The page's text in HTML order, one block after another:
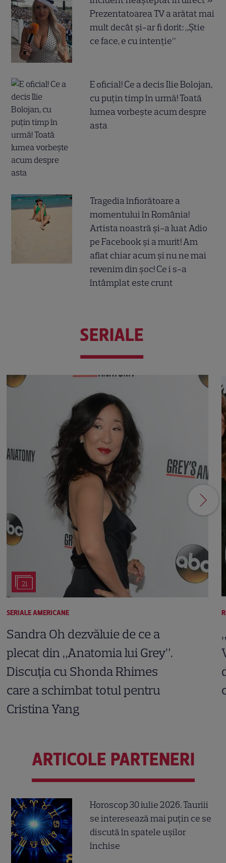
Prezentatoarea TV a arătat mai
mult decât și-ar fi dorit: „Știe
ce face, e cu intenție”
E oficial! Ce a decis Ilie Bolojan,
cu puțin timp în urmă! Toată
lumea vorbește acum despre
asta
Tragedia înfiorătoare a
momentului în România!
Artista noastră și-a luat Adio
pe Facebook și a murit! Am
aflat chiar acum și nu ne mai
revenim din șoc! Ce i s-a
întâmplat este crunt
SERIALE
21
SERIALE AMERICANE
Sandra Oh dezvăluie de ce a
plecat din „Anatomia lui Grey”.
Discuția cu Shonda Rhimes
care a schimbat totul pentru
Cristina Yang
ARTICOLE PARTENERI
Horoscop 30 iulie 2026. Tauriii
se interesează mai puțin ce se
discută în spatele ușilor
închise